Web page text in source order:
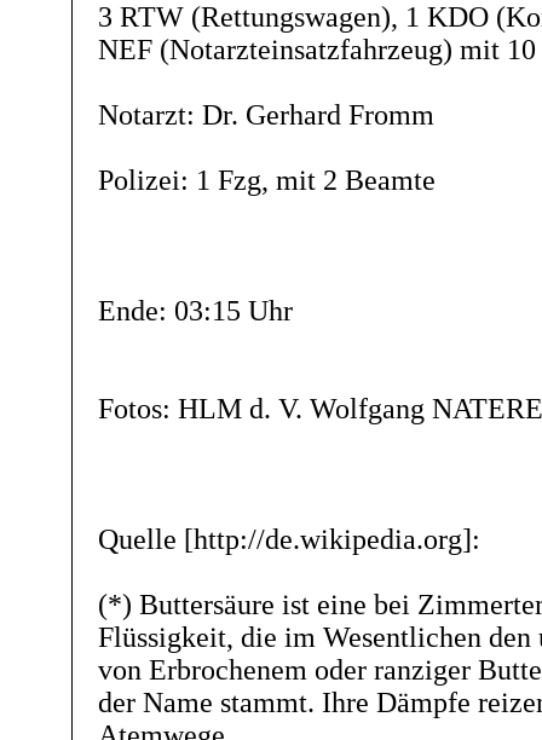
3 RTW (Rettungswagen), 1 KDO
NEF (Notarzteinsatzfahrzeug) mit
Notarzt: Dr. Gerhard Fromm
Polizei: 1 Fzg, mit 2 Beamte
Ende: 03:15 Uhr
Fotos: HLM d. V. Wolfgang
Quelle [http://de.wikipedia.org]:
(*) Buttersäure ist eine bei
Flüssigkeit, die im Wesentlichen den
von Erbrochenem oder ranziger
der Name stammt. Ihre Dämpfe